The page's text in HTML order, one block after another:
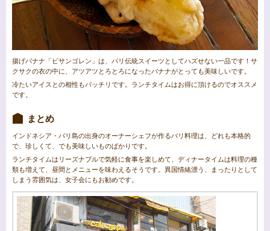
揚げバナナ「ピサンゴレン」は、バリ伝統スイーツとしてハズせない一品です！サ
クサクの衣の中に、アツアツとろとろになったバナナがとっても美味しいです。
冷たいアイスとの相性もバッチリです。ランチタイムはお得に頂けるのでオススメ
です。
まとめ
インドネシア・バリ島の出身のオーナーシェフが作るバリ料理は、どれも本格的
で、珍しくて、でも美味しいものばかりです。
ランチタイムはリーズナブルで気軽に食事を楽しめて、ディナータイムは料理の種
類も増えて、昼間とメニューを味わえるそうです。異国情緒漂う、まったりとして
しまう雰囲気は、女子会にもお勧めです。